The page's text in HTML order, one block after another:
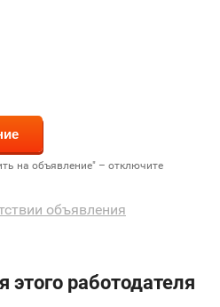
на объявление" – отключите
объявления
этого работодателя